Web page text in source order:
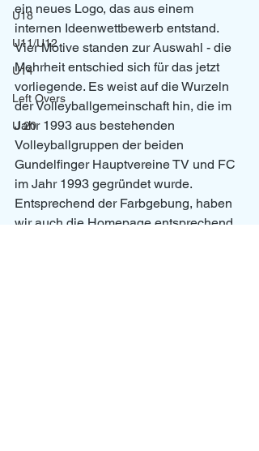
U18
U11/U12
U14
Left Overs
U 20
ein neues Logo, das aus einem
internen Ideenwettbewerb entstand.
Vier Motive standen zur Auswahl - die
Mehrheit entschied sich für das jetzt
vorliegende. Es weist auf die Wurzeln
der Volleyballgemeinschaft hin, die im
Jahr 1993 aus bestehenden
Volleyballgruppen der beiden
Gundelfinger Hauptvereine TV und FC
im Jahr 1993 gegründet wurde.
Entsprechend der Farbgebung, haben
wir auch die Homepage entsprechend